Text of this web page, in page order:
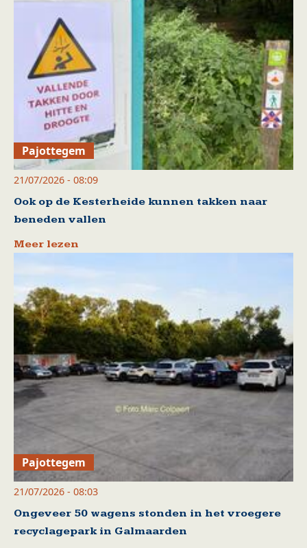
Pajottegem
21/07/2026 - 08:09
Ook op de Kesterheide kunnen takken naar
beneden vallen
Meer lezen
Pajottegem
21/07/2026 - 08:03
Ongeveer 50 wagens stonden in het vroegere
recyclagepark in Galmaarden